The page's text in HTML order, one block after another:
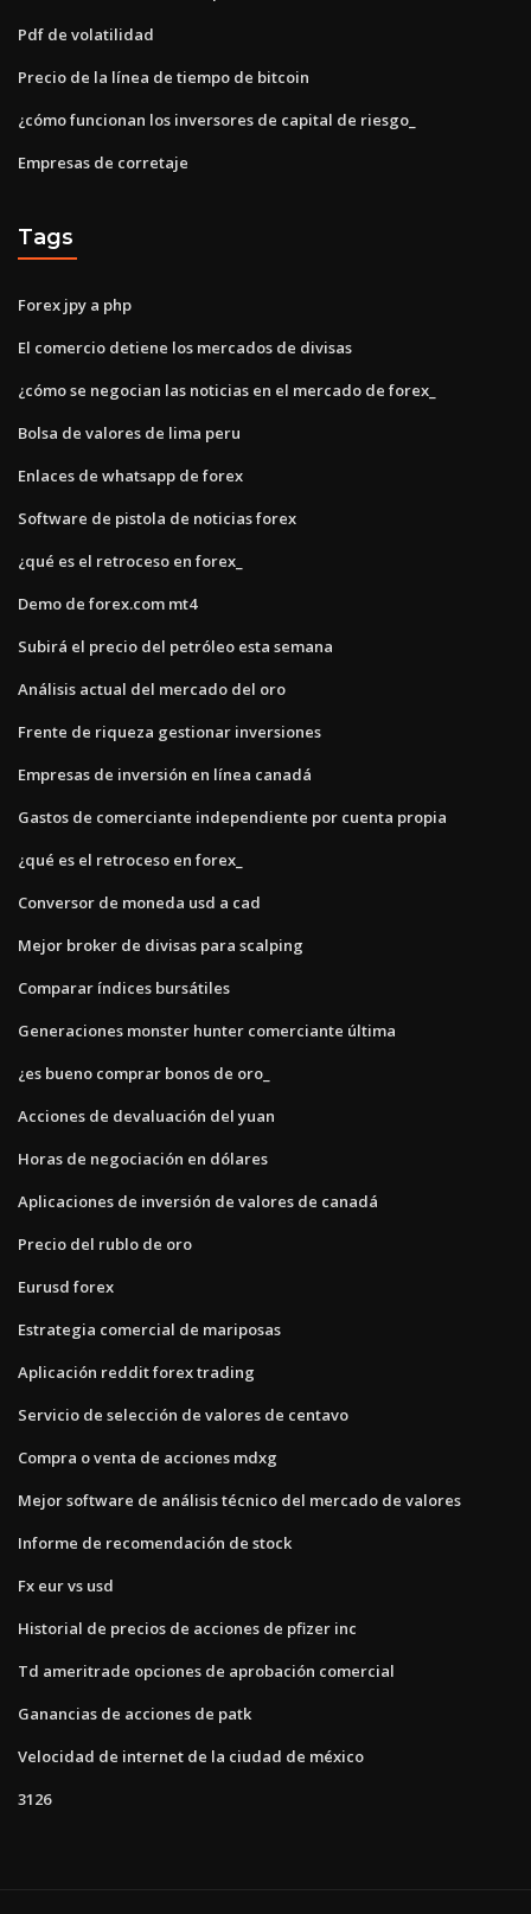
Pdf de volatilidad
Precio de la línea de tiempo de bitcoin
¿cómo funcionan los inversores de capital de riesgo_
Empresas de corretaje
Tags
Forex jpy a php
El comercio detiene los mercados de divisas
¿cómo se negocian las noticias en el mercado de forex_
Bolsa de valores de lima peru
Enlaces de whatsapp de forex
Software de pistola de noticias forex
¿qué es el retroceso en forex_
Demo de forex.com mt4
Subirá el precio del petróleo esta semana
Análisis actual del mercado del oro
Frente de riqueza gestionar inversiones
Empresas de inversión en línea canadá
Gastos de comerciante independiente por cuenta propia
¿qué es el retroceso en forex_
Conversor de moneda usd a cad
Mejor broker de divisas para scalping
Comparar índices bursátiles
Generaciones monster hunter comerciante última
¿es bueno comprar bonos de oro_
Acciones de devaluación del yuan
Horas de negociación en dólares
Aplicaciones de inversión de valores de canadá
Precio del rublo de oro
Eurusd forex
Estrategia comercial de mariposas
Aplicación reddit forex trading
Servicio de selección de valores de centavo
Compra o venta de acciones mdxg
Mejor software de análisis técnico del mercado de valores
Informe de recomendación de stock
Fx eur vs usd
Historial de precios de acciones de pfizer inc
Td ameritrade opciones de aprobación comercial
Ganancias de acciones de patk
Velocidad de internet de la ciudad de méxico
3126